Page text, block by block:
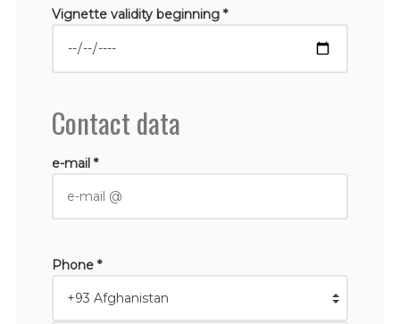
Vignette validity beginning *
Contact data
e-mail *
Phone *